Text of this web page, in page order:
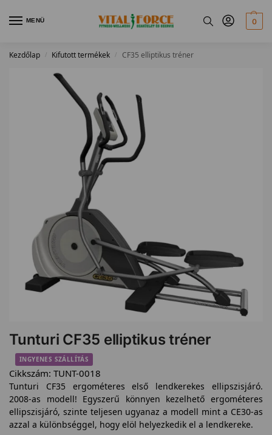
MENÜ 0
Kezdőlap / Kifutott termékek / CF35 elliptikus tréner
Tunturi CF35 elliptikus tréner
INGYENES SZÁLLÍTÁS
Cikkszám: TUNT-0018
Tunturi CF35 ergométeres első lendkerekes ellipszisjáró.
2008-as modell! Egyszerű könnyen kezelhető ergométeres
ellipszisjáró, szinte teljesen ugyanaz a modell mint a CE30-as
azzal a különbséggel, hogy elöl helyezkedik el a lendkereke.